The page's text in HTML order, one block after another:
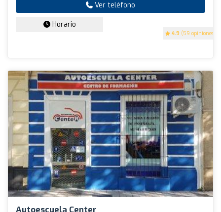
4.9 (59 opiniones)
Ver teléfono
Horario
Autoescuela Center